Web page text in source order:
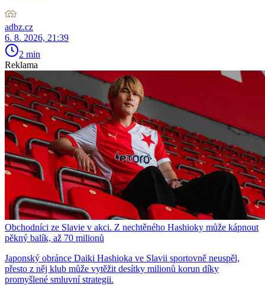
adbz.cz
6. 8. 2026, 21:39
2 min
Reklama
Obchodníci ze Slavie v akci. Z nechtěného Hashioky může kápnout
pěkný balík, až 70 milionů
Japonský obránce Daiki Hashioka ve Slavii sportovně neuspěl,
přesto z něj klub může vytěžit desítky milionů korun díky
promyšlené smluvní strategii.